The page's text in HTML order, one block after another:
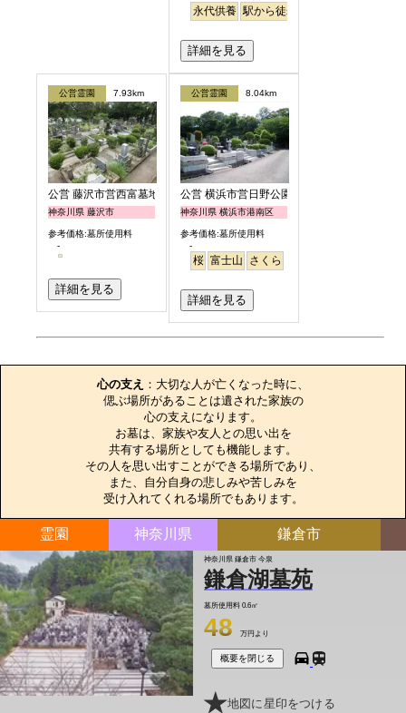
永代供養 駅から徒歩
詳細を見る
公営霊園 7.93km
公営 藤沢市営西富墓地
神奈川県 藤沢市
参考価格:墓所使用料
-
詳細を見る
公営霊園 8.04km
公営 横浜市営日野公園墓地
神奈川県 横浜市港南区
参考価格:墓所使用料
-
桜 富士山 さくら
詳細を見る
心の支え ：大切な人が亡くなった時に、
偲ぶ場所があることは遺された家族の
心の支えになります。
お墓は、家族や友人との思い出を
共有する場所としても機能します。
その人を思い出すことができる場所であり、
また、自分自身の悲しみや苦しみを
受け入れてくれる場所でもあります。
霊園 神奈川県 鎌倉市
神奈川県 鎌倉市 今泉
鎌倉湖墓苑
墓所使用料 0.6㎡
48 万円より
概要を閉じる
地図に星印をつける